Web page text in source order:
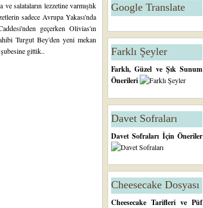
ve salataların lezzetine varmıştık
sadece Avrupa Yakası'nda
geçerken Olivias'ın
Turgut Bey'den yeni mekan
gittik..
Google Translate
Farklı Şeyler
Farklı, Güzel ve Şık Sunum
Önerileri
Davet Sofraları
Davet Sofraları İçin Öneriler
Cheesecake Dosyası
Cheesecake Tarifleri ve Püf